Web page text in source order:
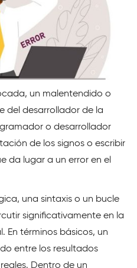
un malentendido o
del desarrollador de la
o desarrollador
de los signos o escribir
da lugar a un error en el
una sintaxis o un bucle
significativamente en la
En términos básicos, un
entre los resultados
Dentro de un